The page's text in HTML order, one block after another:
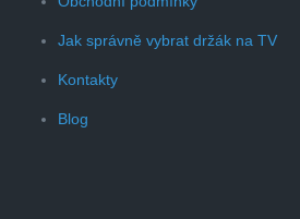
Jak správně vybrat držák na TV
Kontakty
Blog